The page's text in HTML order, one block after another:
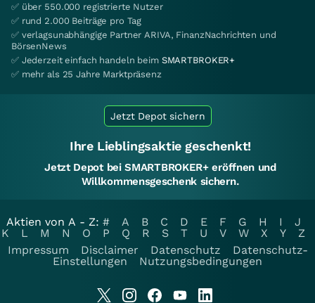
✅ über 550.000 registrierte Nutzer
✅ rund 2.000 Beiträge pro Tag
✅ verlagsunabhängige Partner ARIVA, FinanzNachrichten und
BörsenNews
✅ Jederzeit einfach handeln beim SMARTBROKER+
✅ mehr als 25 Jahre Marktpräsenz
Jetzt Depot sichern
Ihre Lieblingsaktie geschenkt!
Jetzt Depot bei SMARTBROKER+ eröffnen und
Willkommensgeschenk sichern.
Aktien von A - Z: # A B C D E F G H I
J
K
L M N O P Q R S T U V W X Y
Z
Impressum
Disclaimer Datenschutz
Datenschutz-
Einstellungen
Nutzungsbedingungen